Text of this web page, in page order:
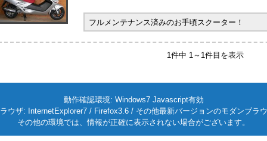
フルメンテナンス済みのお手頃スクーター！
1件中 1～1件目を表示
動作確認環境: Windows7 Javascript有効
ウザ: InternetExplorer7 / Firefox3.6 / その他最新バージョンのモダンブラ
その他の環境では、情報が正確に表示されない場合がございます。